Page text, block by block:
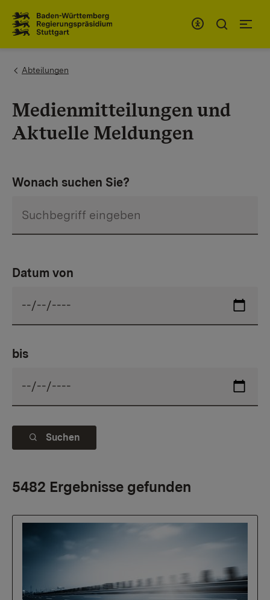
You are here:
Abteilungen
Medienmitteilungen und
Aktuelle Meldungen
Wonach suchen Sie?
Datum von
bis
Suchen
5482 Ergebnisse gefunden